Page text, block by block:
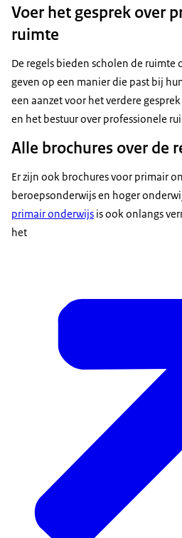
Voer het gesprek over
ruimte
De regels bieden scholen de ruimte
geven op een manier die past bij
een aanzet voor het verdere
en het bestuur over professionele
Alle brochures over de
Er zijn ook brochures voor primair
beroepsonderwijs en hoger
primair onderwijs is ook onlangs
het